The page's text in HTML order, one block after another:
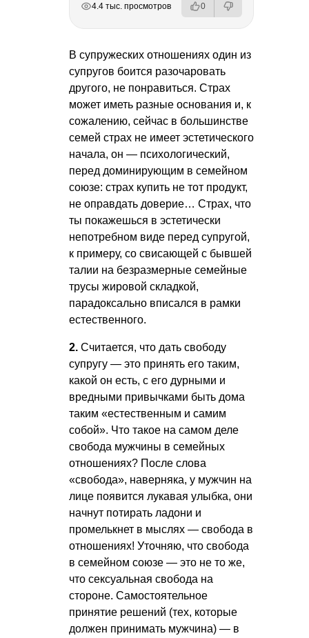
4.4 тыс. просмотров 0
В супружеских отношениях один из
супругов боится разочаровать
другого, не понравиться. Страх
может иметь разные основания и, к
сожалению, сейчас в большинстве
семей страх не имеет эстетического
начала, он — психологический,
перед доминирующим в семейном
союзе: страх купить не тот продукт,
не оправдать доверие… Страх, что
ты покажешься в эстетически
непотребном виде перед супругой,
к примеру, со свисающей с бывшей
талии на безразмерные семейные
трусы жировой складкой,
парадоксально вписался в рамки
естественного.
2. Считается, что дать свободу
супругу — это принять его таким,
какой он есть, с его дурными и
вредными привычками быть дома
таким «естественным и самим
собой». Что такое на самом деле
свобода мужчины в семейных
отношениях? После слова
«свобода», наверняка, у мужчин на
лице появится лукавая улыбка, они
начнут потирать ладони и
промелькнет в мыслях — свобода в
отношениях! Уточняю, что свобода
в семейном союзе — это не то же,
что сексуальная свобода на
стороне. Самостоятельное
принятие решений (тех, которые
должен принимать мужчина) — в